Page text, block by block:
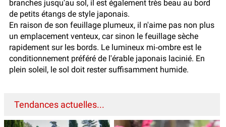
branches jusqu'au sol, il est également très beau au bord
de petits étangs de style japonais.
En raison de son feuillage plumeux, il n'aime pas non plus
un emplacement venteux, car sinon le feuillage sèche
rapidement sur les bords. Le lumineux mi‑ombre est le
conditionnement préféré de l'érable japonais lacinié. En
plein soleil, le sol doit rester suffisamment humide.
Tendances actuelles...